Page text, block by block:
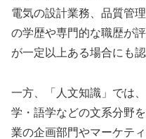
電気の設計業務、品質管
の学歴や専門的な職歴が
が一定以上ある場合にも
一方、「人文知識」では
学・語学などの文系分野
業の企画部門やマーケテ